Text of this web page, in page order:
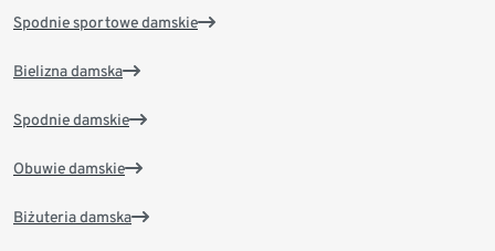
Spodnie sportowe damskie
Bielizna damska
Spodnie damskie
Obuwie damskie
Biżuteria damska